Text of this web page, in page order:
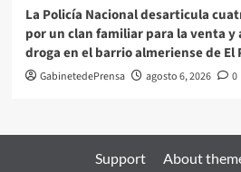
La Policía Nacional desarticula
por un clan familiar para la venta
droga en el barrio almeriense de El
GabinetedePrensa agosto 6, 2026 0
Support About